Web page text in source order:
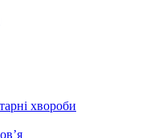
хвороби